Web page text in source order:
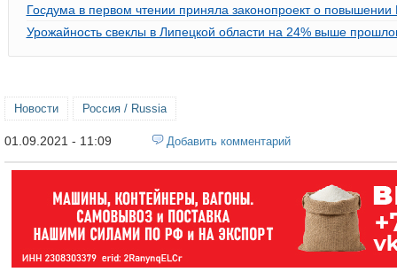
Госдума в первом чтении приняла законопроект о
Урожайность свеклы в Липецкой области на 24% выше
Новости Россия / Russia
01.09.2021 - 11:09 Добавить комментарий